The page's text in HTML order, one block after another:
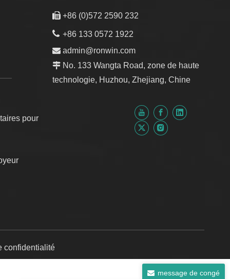
pour
+86 (0)572 2590 232
 +86 133 0572 1922
 admin@ronwin.com
No. 133 Wangta Road, zone de haute
technologie, Huzhou, Zhejiang, Chine
message de congé
confidentialité